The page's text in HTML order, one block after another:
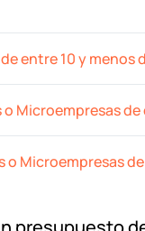
entre 10 y menos
Microempresas
o Microempresas